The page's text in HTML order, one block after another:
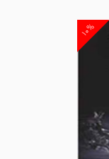
۱۰%